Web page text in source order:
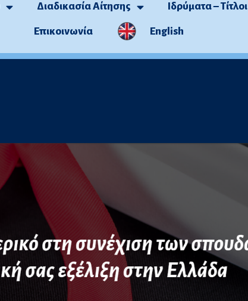
Διαδικασία Αίτησης Ιδρύματα – Τίτλοι
Επικοινωνία English